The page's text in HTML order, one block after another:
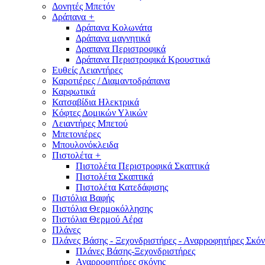
Δονητές Μπετόν
Δράπανα +
Δράπανα Κολωνάτα
Δράπανα μαγνητικά
Δραπανα Περιστροφικά
Δράπανα Περιστροφικά Κρουστικά
Ευθείς Λειαντήρες
Καροτιέρες / Διαμαντοδράπανα
Καρφωτικά
Κατσαβίδια Ηλεκτρικά
Κόφτες Δομικών Υλικών
Λειαντήρες Μπετού
Μπετονιέρες
Μπουλονόκλειδα
Πιστολέτα +
Πιστολέτα Περιστροφικά Σκαπτικά
Πιστολέτα Σκαπτικά
Πιστολέτα Κατεδάφισης
Πιστόλια Βαφής
Πιστόλια Θερμοκόλλησης
Πιστόλια Θερμού Αέρα
Πλάνες
Πλάνες Βάσης - Ξεχονδριστήρες - Αναρροφητήρες
Πλάνες Βάσης-Ξεχονδριστήρες
Αναρροφητήρες σκόνης